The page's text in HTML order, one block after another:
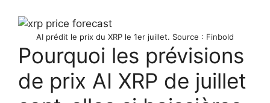
AI prédit le prix du XRP le 1er juillet. Source : Finbold
Pourquoi les prévisions
de prix AI XRP de juillet